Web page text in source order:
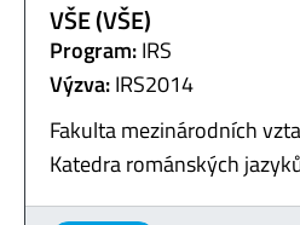
VŠE (VŠE)
Program:IRS
Výzva:IRS2014
Fakulta mezinárodních
Katedra románských